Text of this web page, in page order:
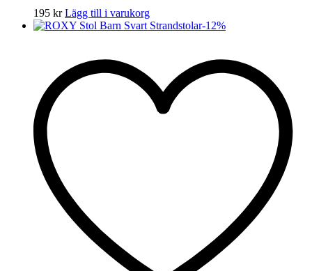
195 kr Lägg till i varukorg
-12%